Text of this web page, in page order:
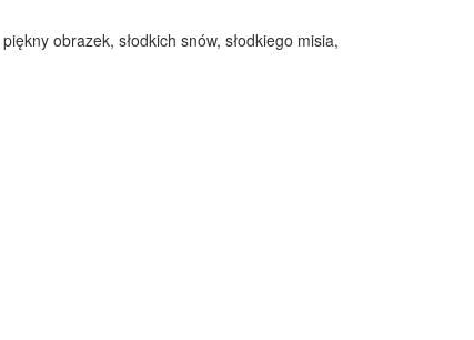
obrazek, słodkich snów, słodkiego misia,